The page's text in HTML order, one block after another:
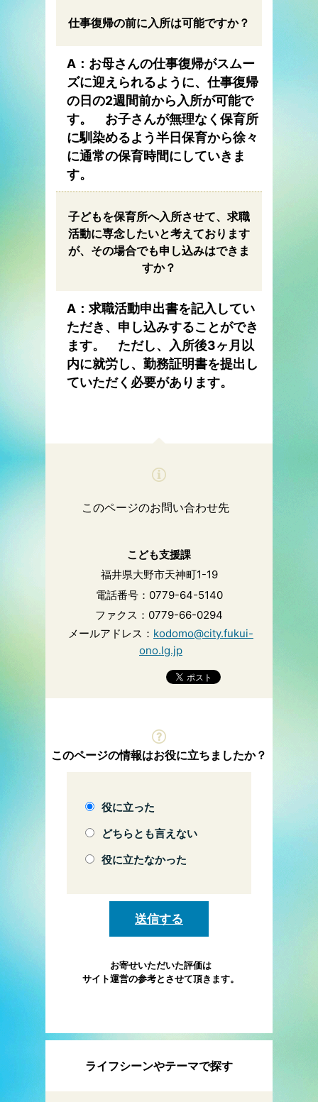
仕事復帰の前に入所は可能ですか？
A：お母さんの仕事復帰がスムー
ズに迎えられるように、仕事復帰
の日の2週間前から入所が可能で
す。 お子さんが無理なく保育所
に馴染めるよう半日保育から徐々
に通常の保育時間にしていきま
す。
子どもを保育所へ入所させて、求職
活動に専念したいと考えております
が、その場合でも申し込みはできま
すか？
A：求職活動申出書を記入してい
ただき、申し込みすることができ
ます。 ただし、入所後3ヶ月以
内に就労し、勤務証明書を提出し
ていただく必要があります。
このページのお問い合わせ先
こども支援課
福井県大野市天神町1-19
電話番号：0779-64-5140
ファクス：0779-66-0294
メールアドレス： kodomo@city.fukui-
ono.lg.jp
このページの情報はお役に立ちましたか？
役に立った
どちらとも言えない
役に立たなかった
お寄せいただいた評価は
サイト運営の参考とさせて頂きます。
ライフシーンやテーマで探す